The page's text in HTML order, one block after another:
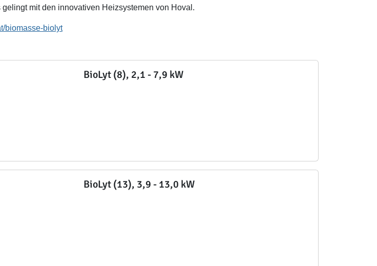
mit den innovativen Heizsystemen von Hoval.
biomasse-biolyt
BioLyt (8), 2,1 - 7,9 kW
BioLyt (13), 3,9 - 13,0 kW